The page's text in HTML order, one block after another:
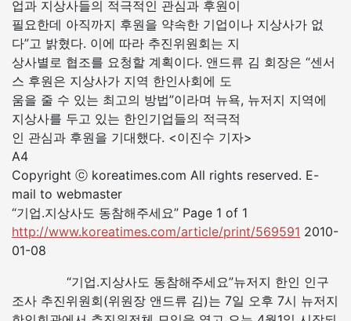
업과 지상사들의 적극적인 관심과 후원이
필요한데 아직까지 후원을 약속한 기업이나 지상사가 없
다”고 밝혔다. 이에 따라 추진위원회는 지
상사별로 협조를 요청할 계획이다. 앤드류 김 회장은 “센서
스 후원은 지상사가 지역 한인사회에 도
움을 줄 수 있는 최고의 방법”이라며 뉴욕, 뉴저지 지역에
지상사를 두고 있는 한인기업들의 적극적
인 관심과 후원을 기대했다. <이진수 기자>
A4
Copyright ⓒ koreatimes.com All rights reserved. E-
mail to webmaster
“기업.지상사도 동참해주세요” Page 1 of 1
http://www.koreatimes.com/article/print/569591 2010-
01-08
“기업.지상사도 동참해주세요”뉴저지 한인 인구
조사 추진위원회(위원장 앤드류 김)는 7일 오후 7시 뉴저지